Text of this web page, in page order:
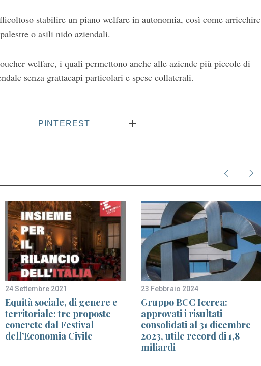
stabilire un piano welfare in autonomia, così come arricchire
o asili nido aziendali.
welfare, i quali permettono anche alle aziende più piccole di
senza grattacapi particolari e spese collaterali.
PINTEREST
24 Settembre 2021
Equità sociale, di genere e
territoriale: tre proposte
concrete dal Festival
dell’Economia Civile
23 Febbraio 2024
Gruppo BCC Iccrea:
approvati i risultati
consolidati al 31 dicembre
2023, utile record di 1,8
miliardi